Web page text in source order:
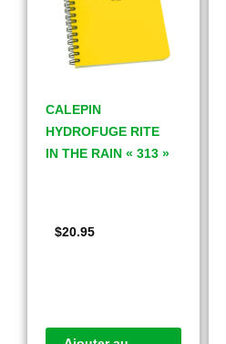
CALEPIN
HYDROFUGE RITE
IN THE RAIN « 313 »
$20.95